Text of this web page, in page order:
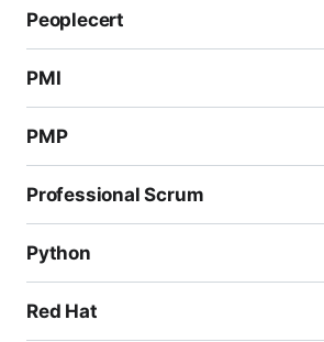
Peoplecert
PMI
PMP
Professional Scrum
Python
Red Hat